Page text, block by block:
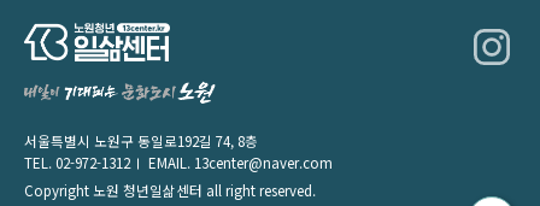
서울특별시 노원구 동일로192길 74, 8층
TEL.02-972-1312 EMAIL. 13center@naver.com
Copyright 노원 청년일삶센터 all right reserved.